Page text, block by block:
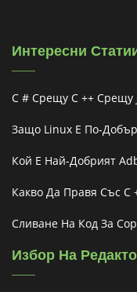
Интересни
C # Срещу C ++ Срещу
Защо Linux Е По-
Кой Е Най-Добрият
Какво Да Правя Със C
Сливане На Код За
Избор На